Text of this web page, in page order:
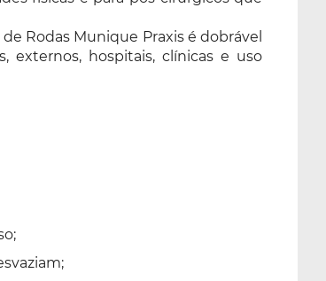
Rodas Munique Praxis é dobrável
externos, hospitais, clínicas e uso